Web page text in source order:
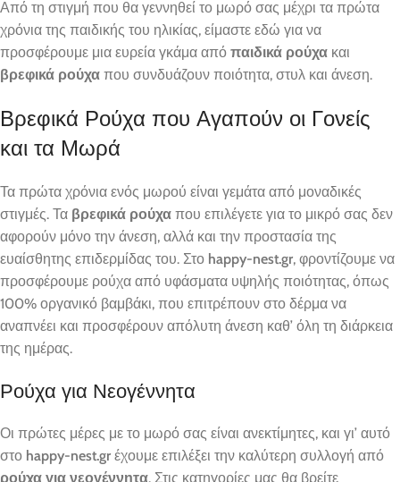
Από τη στιγμή που θα γεννηθεί το μωρό σας μέχρι τα πρώτα
χρόνια της παιδικής του ηλικίας, είμαστε εδώ για να
προσφέρουμε μια ευρεία γκάμα από παιδικά ρούχα και
βρεφικά ρούχα που συνδυάζουν ποιότητα, στυλ και άνεση.
Βρεφικά Ρούχα που Αγαπούν οι Γονείς
και τα Μωρά
Τα πρώτα χρόνια ενός μωρού είναι γεμάτα από μοναδικές
στιγμές. Τα βρεφικά ρούχα που επιλέγετε για το μικρό σας δεν
αφορούν μόνο την άνεση, αλλά και την προστασία της
ευαίσθητης επιδερμίδας του. Στο happy-nest.gr, φροντίζουμε να
προσφέρουμε ρούχα από υφάσματα υψηλής ποιότητας, όπως
100% οργανικό βαμβάκι, που επιτρέπουν στο δέρμα να
αναπνέει και προσφέρουν απόλυτη άνεση καθ’ όλη τη διάρκεια
της ημέρας.
Ρούχα για Νεογέννητα
Οι πρώτες μέρες με το μωρό σας είναι ανεκτίμητες, και γι’ αυτό
στο happy-nest.gr έχουμε επιλέξει την καλύτερη συλλογή από
ρούχα για νεογέννητα. Στις κατηγορίες μας θα βρείτε